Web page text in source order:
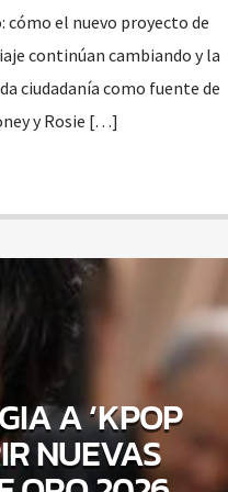
cómo el nuevo proyecto de
continúan cambiando y la
ciudadanía como fuente de
y Rosie […]
A ‘KPOP
NUEVAS